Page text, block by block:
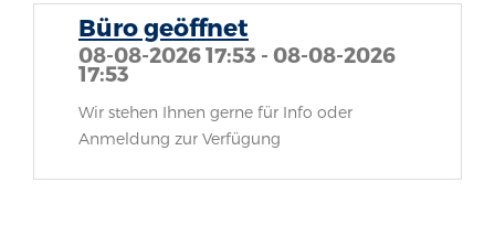
Büro geöffnet
08-08-2026 17:53 - 08-08-2026
17:53
Wir stehen Ihnen gerne für Info oder
Anmeldung zur Verfügung